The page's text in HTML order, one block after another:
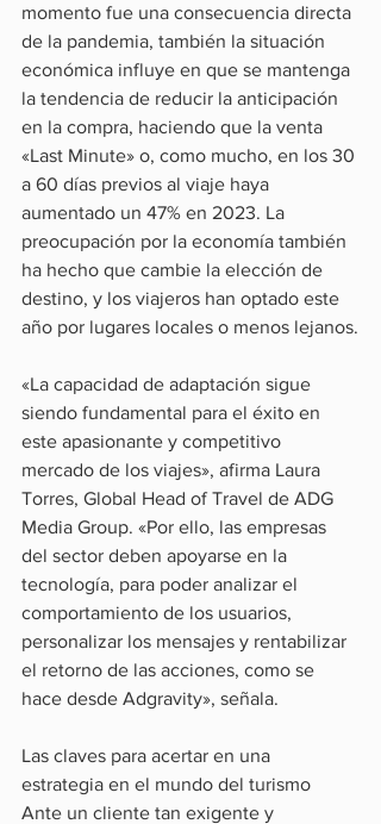
momento fue una consecuencia directa
de la pandemia, también la situación
económica influye en que se mantenga
la tendencia de reducir la anticipación
en la compra, haciendo que la venta
«Last Minute» o, como mucho, en los 30
a 60 días previos al viaje haya
aumentado un 47% en 2023. La
preocupación por la economía también
ha hecho que cambie la elección de
destino, y los viajeros han optado este
año por lugares locales o menos lejanos.
«La capacidad de adaptación sigue
siendo fundamental para el éxito en
este apasionante y competitivo
mercado de los viajes», afirma Laura
Torres, Global Head of Travel de ADG
Media Group. «Por ello, las empresas
del sector deben apoyarse en la
tecnología, para poder analizar el
comportamiento de los usuarios,
personalizar los mensajes y rentabilizar
el retorno de las acciones, como se
hace desde Adgravity», señala.
Las claves para acertar en una
estrategia en el mundo del turismo
Ante un cliente tan exigente y